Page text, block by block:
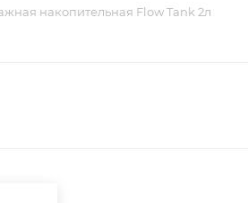
накопительная Flow Tank 2л